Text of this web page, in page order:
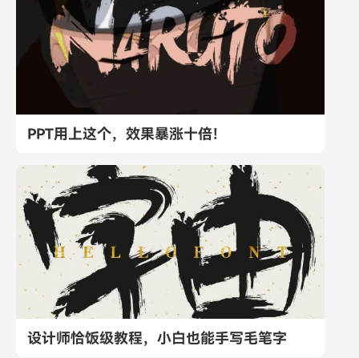
PPT用上这个，效果暴涨十倍！
设计师恰饭级教程，小白也能手写毛笔字